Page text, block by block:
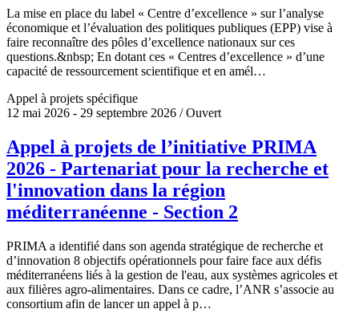
La mise en place du label « Centre d’excellence » sur l’analyse
économique et l’évaluation des politiques publiques (EPP) vise à
faire reconnaître des pôles d’excellence nationaux sur ces
questions.&nbsp; En dotant ces « Centres d’excellence » d’une
capacité de ressourcement scientifique et en amél…
Appel à projets spécifique
12 mai 2026 - 29 septembre 2026 / Ouvert
Appel à projets de l’initiative PRIMA
2026 - Partenariat pour la recherche et
l'innovation dans la région
méditerranéenne - Section 2
PRIMA a identifié dans son agenda stratégique de recherche et
d’innovation 8 objectifs opérationnels pour faire face aux défis
méditerranéens liés à la gestion de l'eau, aux systèmes agricoles et
aux filières agro-alimentaires. Dans ce cadre, l’ANR s’associe au
consortium afin de lancer un appel à p…